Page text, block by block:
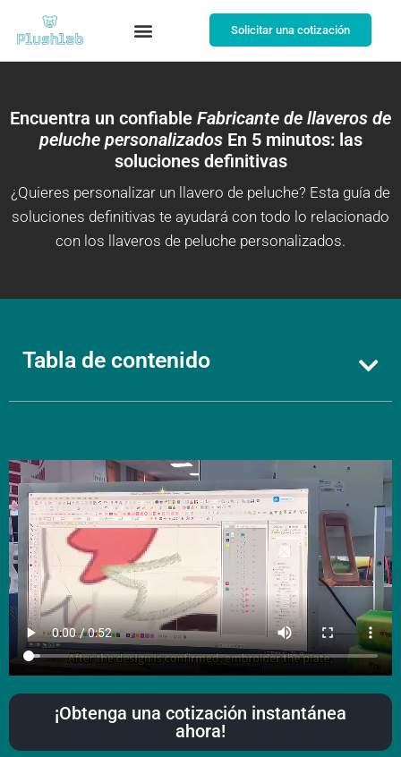
Solicitar una cotización
Encuentra un confiable Fabricante de llaveros de
peluche personalizados En 5 minutos: las
soluciones definitivas
¿Quieres personalizar un llavero de peluche? Esta guía de
soluciones definitivas te ayudará con todo lo relacionado
con los llaveros de peluche personalizados.
Tabla de contenido
¡Obtenga una cotización instantánea
ahora!